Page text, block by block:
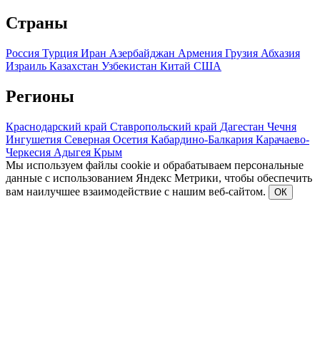
Страны
Россия Турция Иран Азербайджан Армения Грузия Абхазия
Израиль Казахстан Узбекистан Китай США
Регионы
Краснодарский край Ставропольский край Дагестан Чечня
Ингушетия Северная Осетия Кабардино-Балкария Карачаево-
Черкесия Адыгея Крым
Мы используем файлы cookie и обрабатываем персональные
данные с использованием Яндекс Метрики, чтобы обеспечить
вам наилучшее взаимодействие с нашим веб-сайтом.
ОК